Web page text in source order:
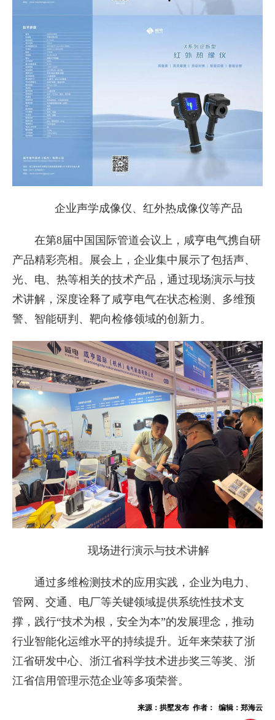
企业声学成像仪、红外热成像仪等产品
在第8届中国国际管道会议上，咸亨电气携自研
产品精彩亮相。展会上，企业集中展示了包括声、
光、电、热等相关的技术产品，通过现场演示与技
术讲解，深度诠释了咸亨电气在状态检测、多维预
警、智能研判、靶向检修领域的创新力。
现场进行演示与技术讲解
通过多维检测技术的应用实践，企业为电力、
管网、交通、电厂等关键领域提供系统性技术支
撑，践行“技术为根，安全为本”的发展理念，推动
行业智能化运维水平的持续提升。近年来荣获了浙
江省研发中心、浙江省科学技术进步奖三等奖、浙
江省信用管理示范企业等多项荣誉。
来源：拱墅发布 作者： 编辑：郑海云